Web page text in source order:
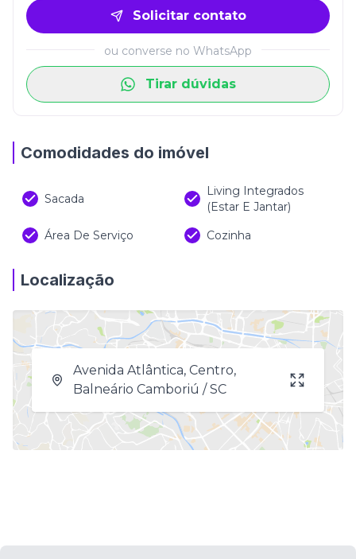
um dos endereços mais valorizados do litoral
catarinense, unindo exclusividade, valorização e
uma experiência única de viver frente mar.
Solicitar contato
ou converse no WhatsApp
Tirar dúvidas
Comodidades do imóvel
Sacada
Living Integrados
(estar E Jantar)
Área De Serviço
Cozinha
Localização
Avenida Atlântica, Centro,
Balneário Camboriú / SC